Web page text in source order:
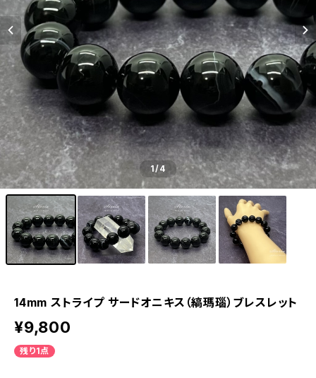
1/4
14mm ストライプ サードオニキス（縞瑪瑙）ブレスレット
¥9,800
残り1点